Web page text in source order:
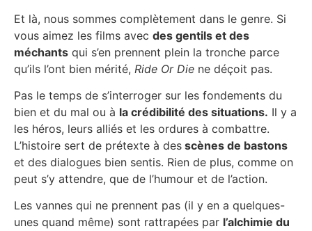
Et là, nous sommes complètement dans le genre. Si
vous aimez les films avec des gentils et des
méchants qui s’en prennent plein la tronche parce
qu’ils l’ont bien mérité, Ride Or Die ne déçoit pas.
Pas le temps de s’interroger sur les fondements du
bien et du mal ou à la crédibilité des situations. Il y a
les héros, leurs alliés et les ordures à combattre.
L’histoire sert de prétexte à des scènes de bastons
et des dialogues bien sentis. Rien de plus, comme on
peut s’y attendre, que de l’humour et de l’action.
Les vannes qui ne prennent pas (il y en a quelques-
unes quand même) sont rattrapées par l’alchimie du